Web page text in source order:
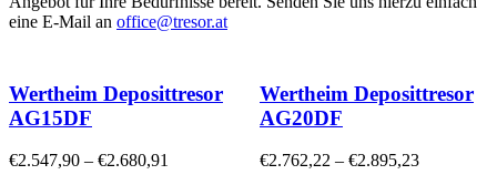
eine E-Mail an office@tresor.at
Wertheim Deposittresor
AG15DF
€2.547,90 – €2.680,91
Wertheim Deposittresor
AG20DF
€2.762,22 – €2.895,23